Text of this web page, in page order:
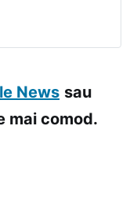
News sau
mai comod.